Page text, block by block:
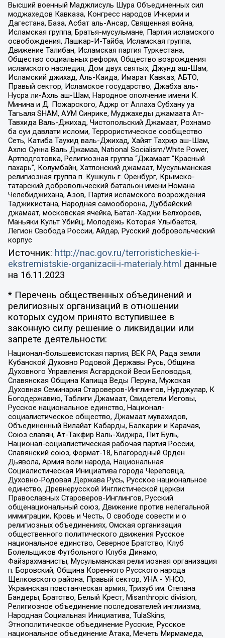
Высший военный Маджлисуль Шура Объединенных сил
моджахедов Кавказа, Конгресс народов Ичкерии и
Дагестана, База, Асбат аль-Ансар, Священная война,
Исламская группа, Братья-мусульмане, Партия исламского
освобождения, Лашкар-И-Тайба, Исламская группа,
Движение Талибан, Исламская партия Туркестана,
Общество социальных реформ, Общество возрождения
исламского наследия, Дом двух святых, Джунд аш-Шам,
Исламский джихад, Аль-Каида, Имарат Кавказ, АБТО,
Правый сектор, Исламское государство, Джабха аль-
Нусра ли-Ахль аш-Шам, Народное ополчение имени К.
Минина и Д. Пожарского, Аджр от Аллаха Субхану уа
Тагьаля SHAM, АУМ Синрике, Муджахеды джамаата Ат-
Тавхида Валь-Джихад, Чистопольский Джамаат, Рохнамо
ба суи давлати исломи, Террористическое сообщество
Сеть, Катиба Таухид валь-Джихад, Хайят Тахрир аш-Шам,
Ахлю Сунна Валь Джамаа, National Socialism/White Power,
Артподготовка, Религиозная группа “Джамаат “Красный
пахарь”, Колумбайн, Хатлонский джамаат, Мусульманская
религиозная группа п. Кушкуль г. Оренбург, Крымско-
татарский добровольческий батальон имени Номана
Челебиджихана, Азов, Партия исламского возрождения
Таджикистана, Народная самооборона, Дуббайский
джамаат, московская ячейка, Батал-Хаджи Белхороев,
Маньяки Культ Убийц, Молодёжь Которая Улыбается,
Легион Свобода России, Айдар, Русский добровольческий
корпус
Источник: http://nac.gov.ru/terroristicheskie-i-
ekstremistskie-organizacii-i-materialy.html данные
на 16.11.2023
* Перечень общественных объединений и
религиозных организаций в отношении
которых судом принято вступившее в
законную силу решение о ликвидации или
запрете деятельности:
Национал-большевистская партия, ВЕК РА, Рада земли
Кубанской Духовно Родовой Державы Русь, Община
Духовного Управления Асгардской Веси Беловодья,
Славянская Община Капища Веды Перуна, Мужская
Духовная Семинария Староверов-Инглингов, Нурджулар, К
Богодержавию, Таблиги Джамаат, Свидетели Иеговы,
Русское национальное единство, Национал-
социалистическое общество, Джамаат мувахидов,
Объединенный Вилайат Кабарды, Балкарии и Карачая,
Союз славян, Ат-Такфир Валь-Хиджра, Пит Буль,
Национал-социалистическая рабочая партия России,
Славянский союз, Формат-18, Благородный Орден
Дьявола, Армия воли народа, Национальная
Социалистическая Инициатива города Череповца,
Духовно-Родовая Держава Русь, Русское национальное
единство, Древнерусской Инглистической церкви
Православных Староверов-Инглингов, Русский
общенациональный союз, Движение против нелегальной
иммиграции, Кровь и Честь, О свободе совести и о
религиозных объединениях, Омская организация
общественного политического движения Русское
национальное единство, Северное Братство, Клуб
Болельщиков Футбольного Клуба Динамо,
Файзрахманисты, Мусульманская религиозная организация
п. Боровский, Община Коренного Русского народа
Щелковского района, Правый сектор, УНА - УНСО,
Украинская повстанческая армия, Тризуб им. Степана
Бандеры, Братство, Белый Крест, Misanthropic division,
Религиозное объединение последователей инглиизма,
Народная Социальная Инициатива, TulaSkins,
Этнополитическое объединение Русские, Русское
национальное объединение Атака, Мечеть Мирмамеда,